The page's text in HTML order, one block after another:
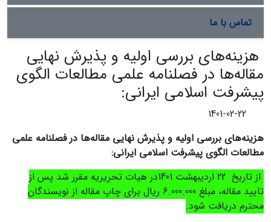
تماس با ما
هزینه‌های بررسی اولیه و پذیرش نهایی
مقاله‌ها در فصلنامه علمی مطالعات الگوی
پیشرفت اسلامی ایرانی:
1401-02-22
هزینههای بررسی اولیه و پذیرش نهایی مقاله‌ها در فصلنامه علمی
مطالعات الگوی پیشرفت اسلامی ایرانی:
از تاریخ 22 اردیبهشت 1401در هیات تحریریه مقرر شد پس از
تایید مقاله، مبلغ 6.000.000 ریال برای چاپ مقاله از نویسندگان
محترم دریافت ‌شود.